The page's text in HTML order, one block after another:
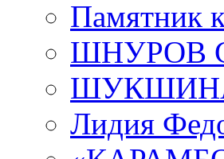
Памятник
ШНУРОВ
Лидия